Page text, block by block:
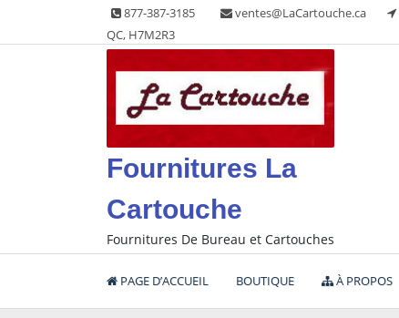
content
877-387-3185 ventes@LaCartouche.ca
QC, H7M2R3
Fournitures La
Cartouche
Fournitures De Bureau et Cartouches
PAGE D’ACCUEIL BOUTIQUE À PROPOS